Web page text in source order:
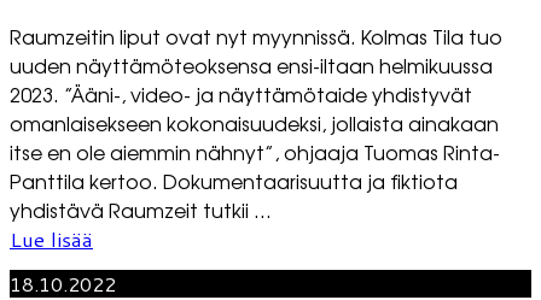
Raumzeitin liput ovat nyt myynnissä. Kolmas Tila tuo
uuden näyttämöteoksensa ensi-iltaan helmikuussa
2023. ”Ääni-, video- ja näyttämötaide yhdistyvät
omanlaisekseen kokonaisuudeksi, jollaista ainakaan
itse en ole aiemmin nähnyt”, ohjaaja Tuomas Rinta-
Panttila kertoo. Dokumentaarisuutta ja fiktiota
yhdistävä Raumzeit tutkii ...
Lue lisää
18.10.2022